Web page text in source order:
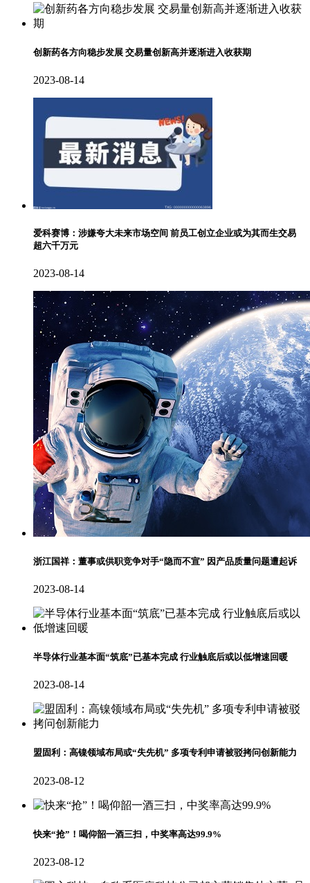
创新药各方向稳步发展 交易量创新高并逐渐进入收获期
2023-08-14
爱科赛博：涉嫌夸大未来市场空间 前员工创立企业或为其而生交易
超六千万元
2023-08-14
浙江国祥：董事或供职竞争对手“隐而不宣” 因产品质量问题遭起诉
2023-08-14
半导体行业基本面“筑底”已基本完成 行业触底后或以低增速回暖
2023-08-14
盟固利：高镍领域布局或“失先机” 多项专利申请被驳拷问创新能力
2023-08-12
快来“抢”！喝仰韶一酒三扫，中奖率高达99.9%
2023-08-12